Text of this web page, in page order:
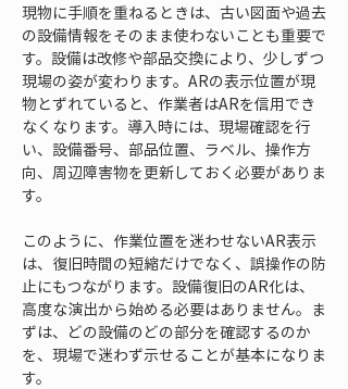
現物に手順を重ねるときは、古い図面や過去
の設備情報をそのまま使わないことも重要で
す。設備は改修や部品交換により、少しずつ
現場の姿が変わります。ARの表示位置が現
物とずれていると、作業者はARを信用でき
なくなります。導入時には、現場確認を行
い、設備番号、部品位置、ラベル、操作方
向、周辺障害物を更新しておく必要がありま
す。
このように、作業位置を迷わせないAR表示
は、復旧時間の短縮だけでなく、誤操作の防
止にもつながります。設備復旧のAR化は、
高度な演出から始める必要はありません。ま
ずは、どの設備のどの部分を確認するのか
を、現場で迷わず示せることが基本になりま
す。